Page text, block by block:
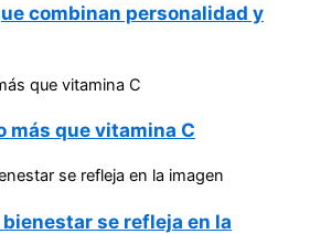
combinan personalidad y
más que vitamina C
se refleja en la